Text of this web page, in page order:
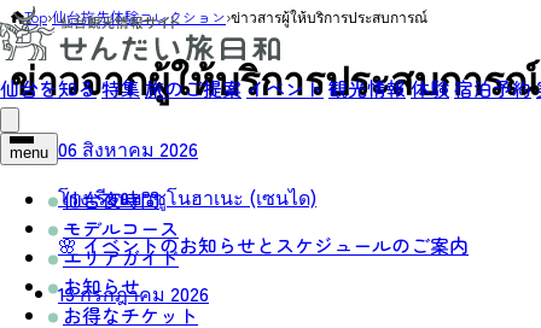
仙台を知る特集旅のご提案イベント観光情報体験宿泊予約
menu
仙台夜時間
モデルコース
エリアガイド
お知らせ
お得なチケット
Top›仙台旅先体験コレクション›ข่าวสารผู้ให้บริการประสบการณ์
ข่าวจากผู้ให้บริการประสบการณ์
06 สิงหาคม 2026
โรงเรียนฮาซูโนฮาเนะ (เซนได)
🌸 イベントのお知らせとスケジュールのご案内
13 กรกฎาคม 2026